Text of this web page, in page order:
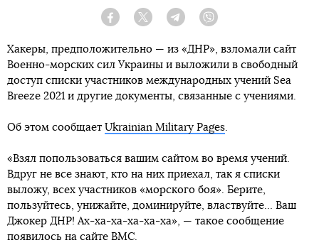
Facebook Twitter Telegram
Хакеры, предположительно — из «ДНР», взломали сайт
Военно-морских сил Украины и выложили в свободный
доступ списки участников международных учений Sea
Breeze 2021 и другие документы, связанные с учениями.
Об этом сообщает Ukrainian Military Pages.
«Взял попользоваться вашим сайтом во время учений.
Вдруг не все знают, кто на них приехал, так я списки
выложу, всех участников «морского боя». Берите,
пользуйтесь, унижайте, доминируйте, властвуйте… Ваш
Джокер ДНР! Ах-ха-ха-ха-ха-ха», — такое сообщение
появилось на сайте ВМС.